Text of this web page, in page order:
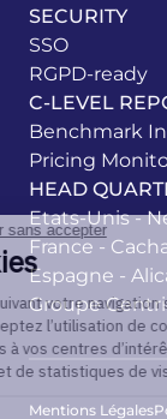
Continuer sans
Cookies
En poursuivant
vous acceptez
adaptées à vos
sociaux et de
SECURITY
SSO
RGPD-ready
C-LEVEL
Benchmark
Pricing
HEAD
Etats-Unis -
France -
Espagne -
Groupe
Mentions Légales